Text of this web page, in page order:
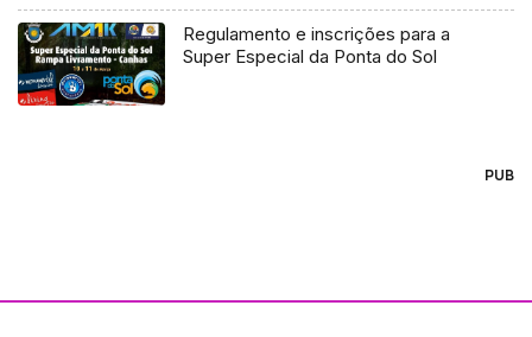
Regulamento e inscrições para a
Super Especial da Ponta do Sol
PUB